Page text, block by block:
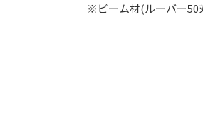
※ビーム材(ルーバー50